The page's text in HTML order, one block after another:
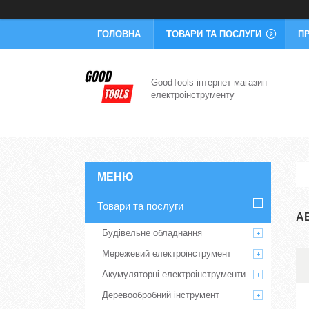
ГОЛОВНА ТОВАРИ ТА ПОСЛУГИ
GoodTools інтернет магазин
електроінструменту
Товари та послуги
Будівельне обладнання
Мережевий електроінструмент
Акумуляторні електроінструменти
Деревообробний інструмент